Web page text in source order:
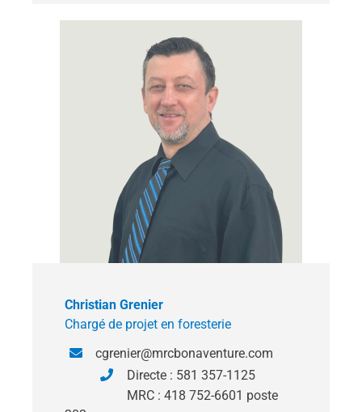
Christian Grenier
Chargé de projet en foresterie
cgrenier@mrcbonaventure.com
Directe : 581 357-1125
MRC : 418 752-6601 poste